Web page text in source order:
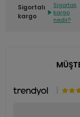
Sigortalı
kargo
Sigortalı
kargo
nedir?